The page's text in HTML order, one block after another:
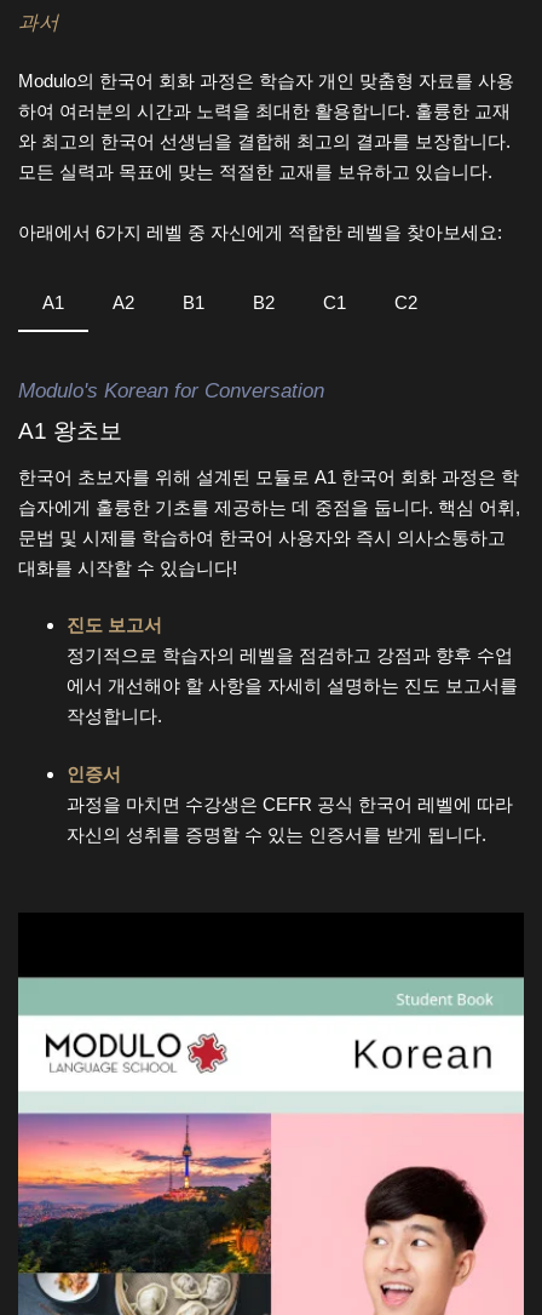
과서
Modulo의 한국어 회화 과정은 학습자 개인 맞춤형 자료를 사용
하여 여러분의 시간과 노력을 최대한 활용합니다. 훌륭한 교재
와 최고의 한국어 선생님을 결합해 최고의 결과를 보장합니다.
모든 실력과 목표에 맞는 적절한 교재를 보유하고 있습니다.
아래에서 6가지 레벨 중 자신에게 적합한 레벨을 찾아보세요:
A1 A2 B1 B2 C1 C2
Modulo's Korean for Conversation
A1 왕초보
한국어 초보자를 위해 설계된 모듈로 A1 한국어 회화 과정은 학
습자에게 훌륭한 기초를 제공하는 데 중점을 둡니다. 핵심 어휘,
문법 및 시제를 학습하여 한국어 사용자와 즉시 의사소통하고
대화를 시작할 수 있습니다!
진도 보고서
정기적으로 학습자의 레벨을 점검하고 강점과 향후 수업
에서 개선해야 할 사항을 자세히 설명하는 진도 보고서를
작성합니다.
인증서
과정을 마치면 수강생은 CEFR 공식 한국어 레벨에 따라
자신의 성취를 증명할 수 있는 인증서를 받게 됩니다.